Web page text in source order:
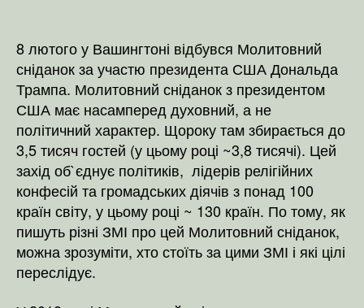
8 лютого у Вашингтоні відбувся Молитовний
сніданок за участю президента США Дональда
Трампа. Молитовний сніданок з президентом
США має насамперед духовний, а не
політичний характер. Щороку там збирається до
3,5 тисяч гостей (у цьому році ~3,8 тисячі). Цей
захід об`єднує політиків, лідерів релігійних
конфесій та громадських діячів з понад 100
країн світу, у цьому році ~ 130 країн. По тому, як
пишуть різні ЗМІ про цей Молитовний сніданок,
можна зрозуміти, хто стоїть за цими ЗМІ і які цілі
переслідує.